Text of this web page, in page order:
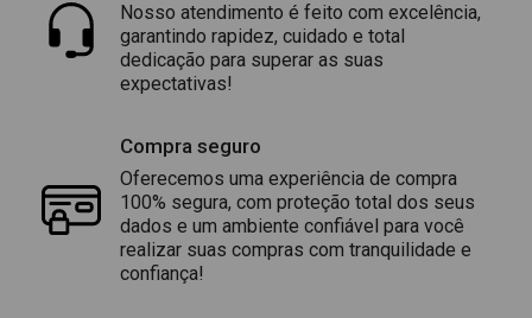
Nosso atendimento é feito com excelência,
garantindo rapidez, cuidado e total
dedicação para superar as suas
expectativas!
Compra seguro
Oferecemos uma experiência de compra
100% segura, com proteção total dos seus
dados e um ambiente confiável para você
realizar suas compras com tranquilidade e
confiança!